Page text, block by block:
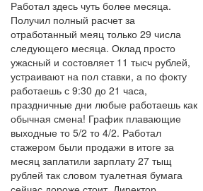
Работал здесь чуть более месяца.
Получил полный расчет за
отработанный меяц только 29 числа
следующего месяца. Оклад просто
ужасный и состовляет 11 тысч рублей,
устраивают на пол ставки, а по фокту
работаешь с 9:30 до 21 часа,
праздничные дни любые работаешь как
обычная смена! График плавающие
выходные то 5/2 то 4/2. Работал
стажером были продажи в итоге за
месяц заплатили зарплату 27 тыщ
рублей так словом туалетная бумага